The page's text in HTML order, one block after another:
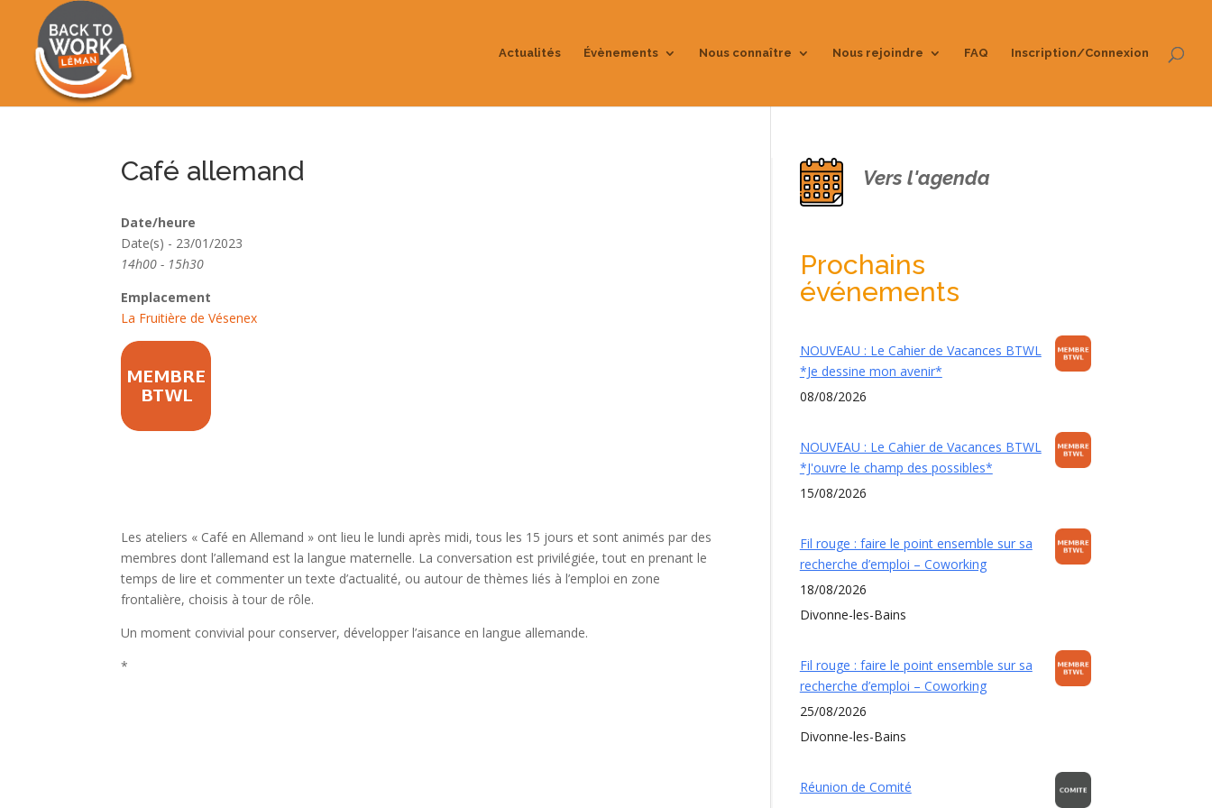
Actualités Évènements Nous connaître Nous rejoindre FAQ Inscription/Connexion
Café allemand
Date/heure
Date(s) - 23/01/2023
14h00 - 15h30
Emplacement
La Fruitière de Vésenex
Les ateliers « Café en Allemand » ont lieu le lundi après midi, tous les 15 jours et sont animés par des
membres dont l’allemand est la langue maternelle. La conversation est privilégiée, tout en prenant le
temps de lire et commenter un texte d’actualité, ou autour de thèmes liés à l’emploi en zone
frontalière, choisis à tour de rôle.
Un moment convivial pour conserver, développer l’aisance en langue allemande.
*
Vers l'agenda
Prochains
événements
NOUVEAU : Le Cahier de Vacances BTWL
*Je dessine mon avenir*
08/08/2026
NOUVEAU : Le Cahier de Vacances BTWL
*J'ouvre le champ des possibles*
15/08/2026
Fil rouge : faire le point ensemble sur sa
recherche d’emploi – Coworking
18/08/2026
Divonne-les-Bains
Fil rouge : faire le point ensemble sur sa
recherche d’emploi – Coworking
25/08/2026
Divonne-les-Bains
Réunion de Comité